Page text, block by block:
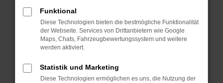
deine Suchmaschine?
Prüfe deine Browsererweiterungen.
Manche Erweiterungen, wie
bestimmter Seiten verhindern.
Funktional
Diese Technologien bieten die bestmögliche Funktionalität
der Webseite. Services von Drittanbietern wie Google
Maps, Chats, Fahrzeugbewertungssystem und weitere
werden aktiviert.
Statistik und Marketing
Diese Technologien ermöglichen es uns, die Nutzung der